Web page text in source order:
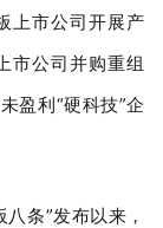
上市公司开展产
市公司并购重组
盈利“硬科技”企
条”发布以来，